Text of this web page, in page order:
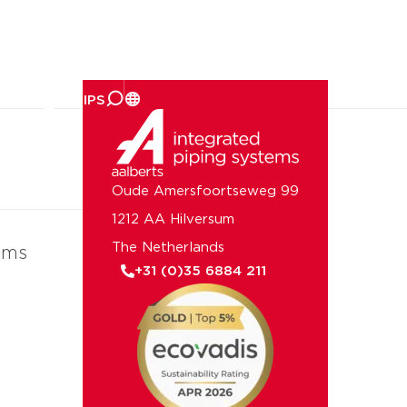
Oude Amersfoortseweg 99
1212 AA Hilversum
The Netherlands
+31 (0)35 6884 211